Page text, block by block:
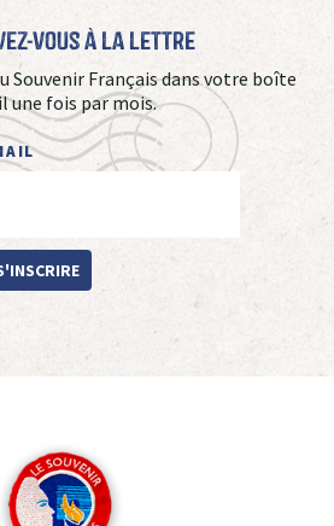
vous à La Lettre
Souvenir Français dans votre boîte
une fois par mois.